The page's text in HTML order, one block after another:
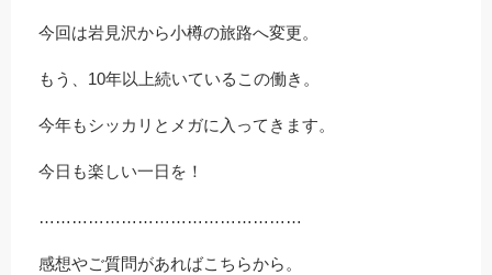
今回は岩見沢から小樽の旅路へ変更。
もう、10年以上続いているこの働き。
今年もシッカリとメガに入ってきます。
今日も楽しい一日を！
…………………………………………
感想やご質問があればこちらから。